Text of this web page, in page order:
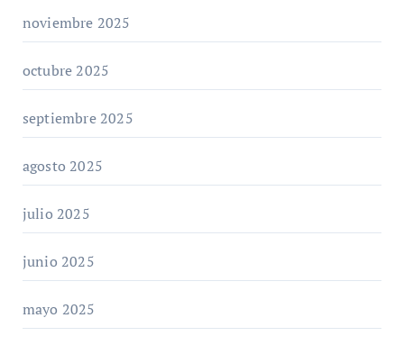
noviembre 2025
octubre 2025
septiembre 2025
agosto 2025
julio 2025
junio 2025
mayo 2025